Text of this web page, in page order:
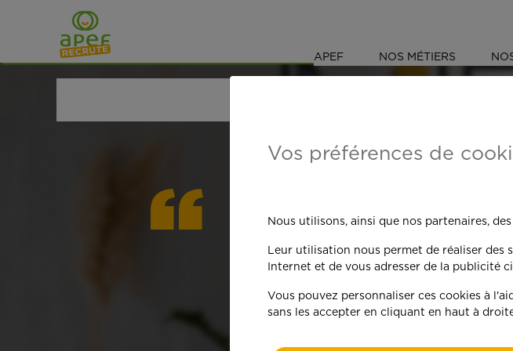
Navigation
Saut au contenu
APEF NOS MÉTIERS
On est
quand on
Vos préférences de
Nous utilisons, ainsi que nos partenaires,
Leur utilisation nous permet de réaliser des
Internet et de vous adresser de la publicité
Vous pouvez personnaliser ces cookies à
sans les accepter en cliquant en haut à